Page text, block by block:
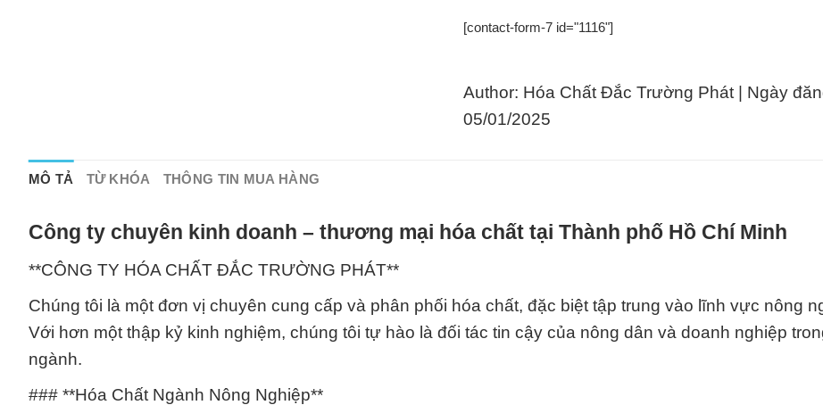
[contact-form-7 id="1116"]
Author: Hóa Chất Đắc Trường Phát | Ngày
05/01/2025
MÔ TẢ TỪ KHÓA THÔNG TIN MUA HÀNG
Công ty chuyên kinh doanh – thương mại hóa chất tại Thành phố Hồ Chí Minh
**CÔNG TY HÓA CHẤT ĐẮC TRƯỜNG PHÁT**
Chúng tôi là một đơn vị chuyên cung cấp và phân phối hóa chất, đặc biệt tập trung vào lĩnh vực nông
Với hơn một thập kỷ kinh nghiệm, chúng tôi tự hào là đối tác tin cậy của nông dân và doanh nghiệp
ngành.
### **Hóa Chất Ngành Nông Nghiệp**